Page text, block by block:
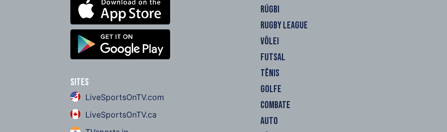
Sites
LiveSportsOnTV.com
LiveSportsOnTV.ca
RÚGBI
RUGBY LEAGUE
VÔLEI
FUTSAL
TÊNIS
GOLFE
COMBATE
AUTO